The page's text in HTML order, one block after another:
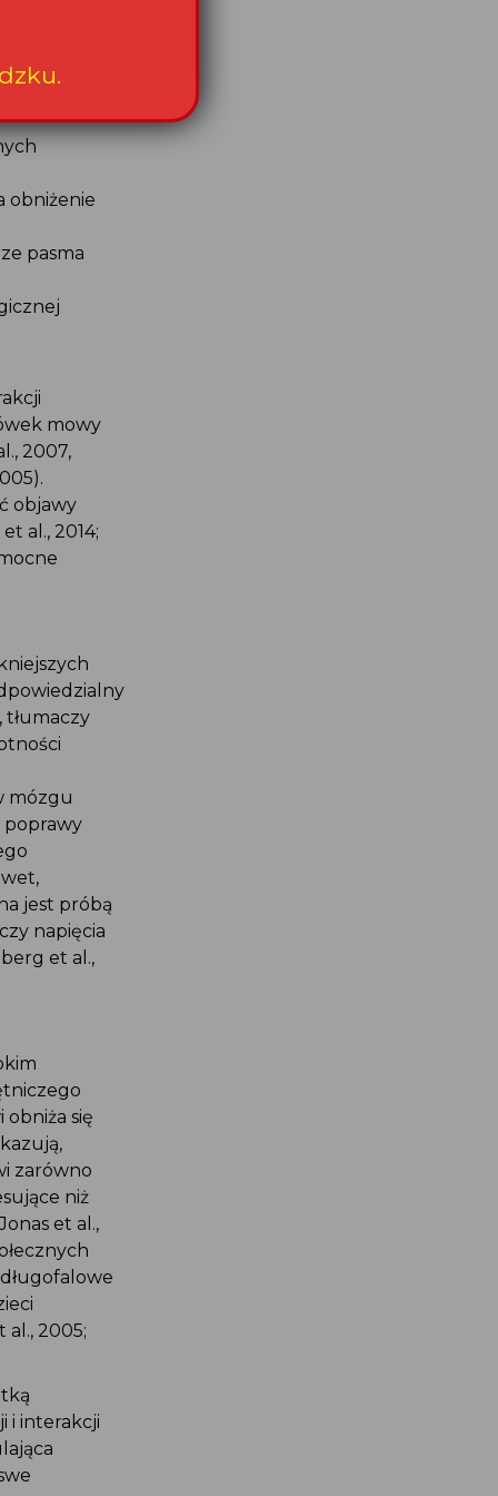
et al,
obniżenie
pasma
mowy
2007,
objawy
al., 2014;
tłumaczy
mózgu
poprawy
jest próbą
napięcia
et al.,
się
zarówno
niż
et al.,
2005;
i interakcji